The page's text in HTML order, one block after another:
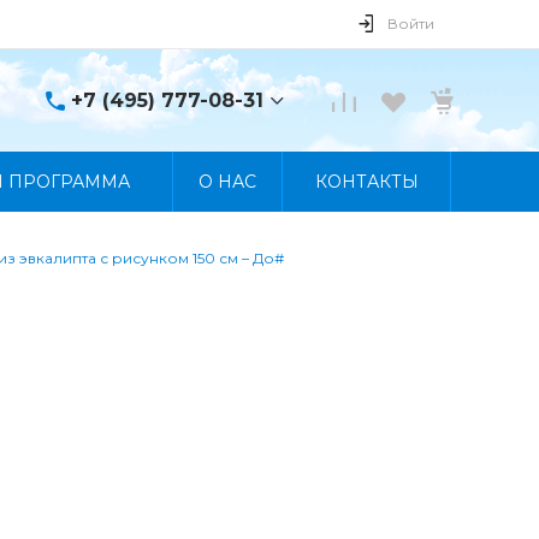
Войти
+7 (495) 777-08-31
+7 (495) 777-08-31
Выходной
ПРОГРАММА О НАС КОНТАКТЫ
эвкалипта с рисунком 150 см – До#